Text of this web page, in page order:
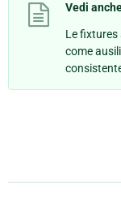
Vedi
Le fixtures
come